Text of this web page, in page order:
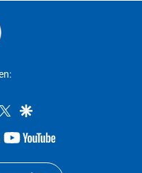
twittergoogle
youtube-